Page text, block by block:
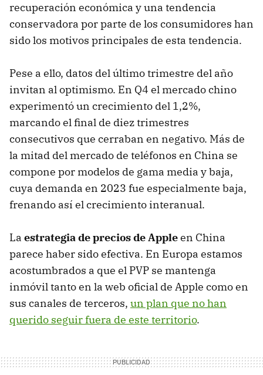
recuperación económica y una tendencia
conservadora por parte de los consumidores han
sido los motivos principales de esta tendencia.
Pese a ello, datos del último trimestre del año
invitan al optimismo. En Q4 el mercado chino
experimentó un crecimiento del 1,2%,
marcando el final de diez trimestres
consecutivos que cerraban en negativo. Más de
la mitad del mercado de teléfonos en China se
compone por modelos de gama media y baja,
cuya demanda en 2023 fue especialmente baja,
frenando así el crecimiento interanual.
La estrategia de precios de Appleen China
parece haber sido efectiva. En Europa estamos
acostumbrados a que el PVP se mantenga
inmóvil tanto en la web oficial de Apple como en
sus canales de terceros, un plan que no han
querido seguir fuera de este territorio.